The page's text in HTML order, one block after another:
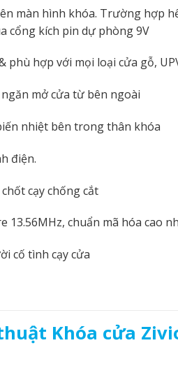
màn hình khóa. Trường hợp
cổng kích pin dự phòng 9V
phù hợp với mọi loại cửa gỗ,
mở cửa từ bên ngoài
nhiệt bên trong thân khóa
điện.
cạy chống cắt
13.56MHz, chuẩn mã hóa cao
cố tình cạy cửa
Khóa cửa